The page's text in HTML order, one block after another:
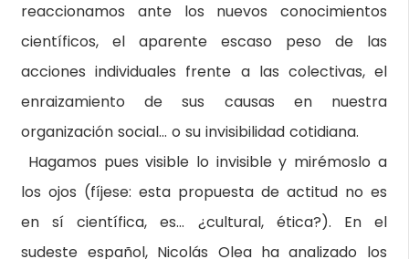
reaccionamos ante los nuevos conocimientos
científicos, el aparente escaso peso de las
acciones individuales frente a las colectivas, el
enraizamiento de sus causas en nuestra
organización social… o su invisibilidad cotidiana.
Hagamos pues visible lo invisible y mirémoslo a
los ojos (fíjese: esta propuesta de actitud no es
en sí científica, es… ¿cultural, ética?). En el
sudeste español, Nicolás Olea ha analizado los